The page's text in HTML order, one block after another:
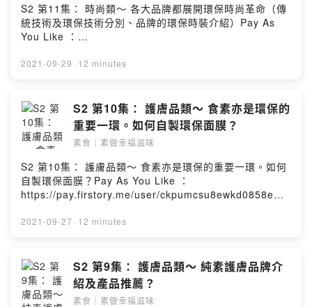
跟大家分享他的創意食譜。
Powered by Firstory Hosting
S2 第11集： 時尚類～ 各大品牌都展開環保時尚革命（傳
統技術及環保技術分別、品牌的環保時裝介紹）Pay As
You Like ：
uihop留言區：
Contact@dungdungdungcast.com#燈登登播客企劃
Powered by Firstory Hosting
2021-09-29 · 12 minutes
S2 第10集： 護膚品類～ 食素亦是環保的
重要一環。如何自製環保面膜？
素食｜素做幸福滋味
S2 第10集： 護膚品類～ 食素亦是環保的重要一環。如何
自製環保面膜？Pay As You Like ：
https://pay.firstory.me/user/ckpumcsu8ewkd0858em1
https://open.firstory.me/story/cktzclro972hp08093w8
Powered by Firstory Hosting
2021-09-27 · 12 minutes
S2 第9集： 護膚品類～ 純素護膚品牌介
紹及產品推薦？
素食｜素做幸福滋味